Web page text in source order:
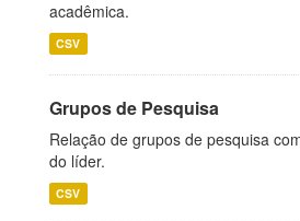
acadêmica.
CSV
Grupos de Pesquisa
Relação de grupos de pesquisa
do líder.
CSV